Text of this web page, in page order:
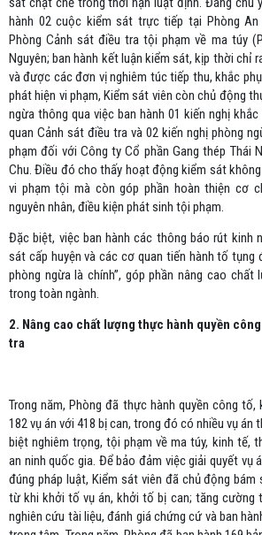
hành 02 cuộc kiểm sát trực tiếp tại Phòng
Phòng Cảnh sát điều tra tội phạm về ma túy
Nguyên; ban hành kết luận kiểm sát, kịp thời chỉ
và được các đơn vị nghiêm túc tiếp thu, khắc
phát hiện vi phạm, Kiểm sát viên còn chủ động
ngừa thông qua việc ban hành 01 kiến nghị
quan Cảnh sát điều tra và 02 kiến nghị phòng
phạm đối với Công ty Cổ phần Gang thép Thái
Chu. Điều đó cho thấy hoạt động kiểm sát
vi phạm tội mà còn góp phần hoàn thiện cơ
nguyên nhân, điều kiện phát sinh tội phạm.
Đặc biệt, việc ban hành các thông báo rút kinh
sát cấp huyện và các cơ quan tiến hành tố tụng
phòng ngừa là chính”, góp phần nâng cao
trong toàn ngành.
2. Nâng cao chất lượng thực hành quyền
tra
Trong năm, Phòng đã thực hành quyền công
182 vụ án với 418 bị can, trong đó có nhiều vụ
biệt nghiêm trọng, tội phạm về ma túy, kinh tế,
an ninh quốc gia. Để bảo đảm việc giải quyết vụ
đúng pháp luật, Kiểm sát viên đã chủ động
từ khi khởi tố vụ án, khởi tố bị can; tăng cường
nghiên cứu tài liệu, đánh giá chứng cứ và ban